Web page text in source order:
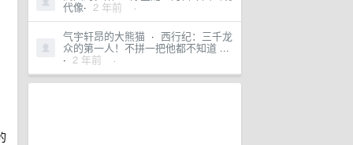
代像· 2 年前 ·
气宇轩昂的大熊猫 · 西行纪：三千龙
众的第一人！不拼一把他都不知道 ...
· 2 年前 ·